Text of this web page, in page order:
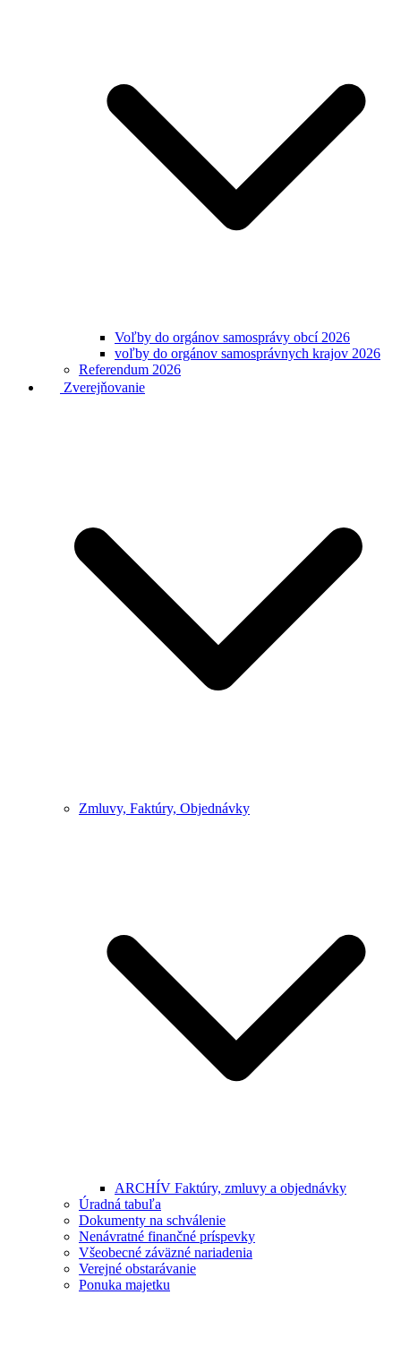
Voľby do orgánov samosprávy obcí 2026
voľby do orgánov samosprávnych krajov 2026
Referendum 2026
Zverejňovanie
Zmluvy, Faktúry, Objednávky
ARCHÍV Faktúry, zmluvy a objednávky
Úradná tabuľa
Dokumenty na schválenie
Nenávratné finančné príspevky
Všeobecné záväzné nariadenia
Verejné obstarávanie
Ponuka majetku